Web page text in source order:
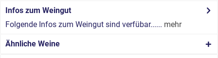
Infos zum Weingut
Folgende Infos zum Weingut sind verfübar...... mehr
Ähnliche Weine